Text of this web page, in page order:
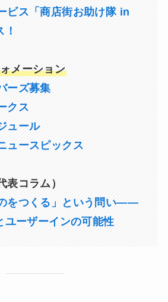
ビス「商店街お助け隊 in
メーション
ーズ募集
クス
ュール
ュースピックス
表コラム）
のをつくる」という問い——
ユーザーインの可能性